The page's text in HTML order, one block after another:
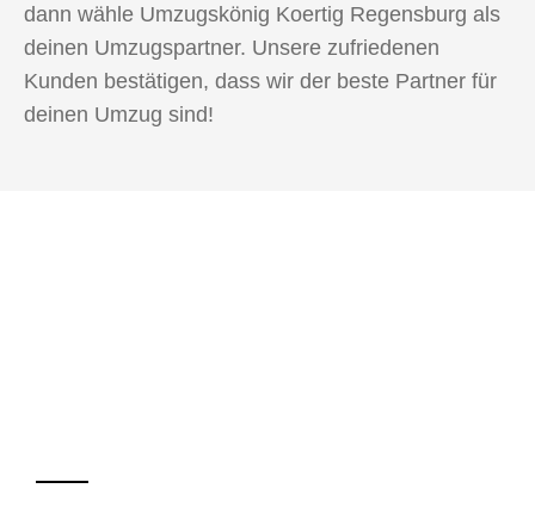
dann wähle Umzugskönig Koertig Regensburg als
deinen Umzugspartner. Unsere zufriedenen
Kunden bestätigen, dass wir der beste Partner für
deinen Umzug sind!